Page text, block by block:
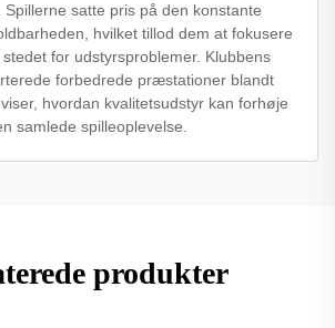
satte pris på den konstante
hvilket tillod dem at fokusere
for udstyrsproblemer. Klubbens
forbedrede præstationer blandt
hvordan kvalitetsudstyr kan forhøje
samlede spilleoplevelse.
produkter